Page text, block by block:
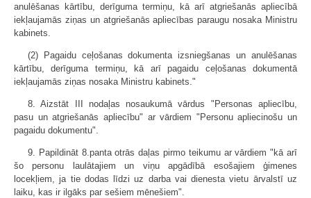
anulēšanas kārtību, derīguma termiņu, kā arī atgriešanās apliecībā
iekļaujamās ziņas un atgriešanās apliecības paraugu nosaka Ministru
kabinets.
(2) Pagaidu ceļošanas dokumenta izsniegšanas un anulēšanas
kārtību, derīguma termiņu, kā arī pagaidu ceļošanas dokumentā
iekļaujamās ziņas nosaka Ministru kabinets."
8. Aizstāt III nodaļas nosaukumā vārdus "Personas apliecību,
pasu un atgriešanās apliecību" ar vārdiem "Personu apliecinošu un
pagaidu dokumentu".
9. Papildināt 8.panta otrās daļas pirmo teikumu ar vārdiem "kā arī
šo personu laulātajiem un viņu apgādībā esošajiem ģimenes
locekļiem, ja tie dodas līdzi uz darba vai dienesta vietu ārvalstī uz
laiku, kas ir ilgāks par sešiem mēnešiem".